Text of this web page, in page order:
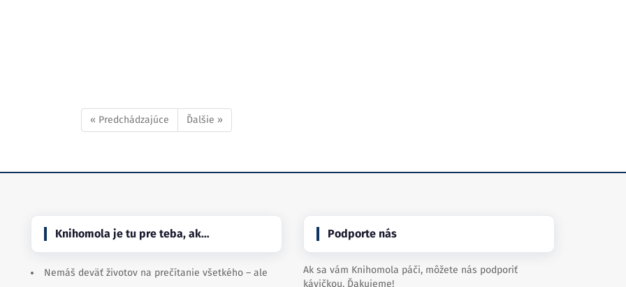
« Predchádzajúce Ďalšie »
Knihomola je tu pre teba, ak…
Nemáš deväť životov na prečítanie všetkého – ale
Podporte nás
Ak sa vám Knihomola páči, môžete nás podporiť
kávičkou. Ďakujeme!